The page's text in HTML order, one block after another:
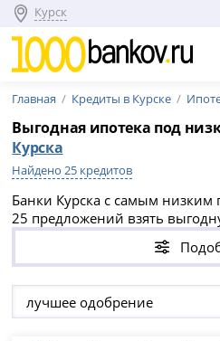
Курск
Главная Кредиты в Курске
Выгодная ипотека под
Курска
Найдено 25 кредитов
Банки Курска с самым низким
25 предложений взять
Курска на вторичное жилье
условия и низкий процент по
2026 году.
лучшее одобрение